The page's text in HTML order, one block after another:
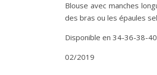
Blouse avec manches
des bras ou les épaules
Disponible en 34-36-38-
02/2019